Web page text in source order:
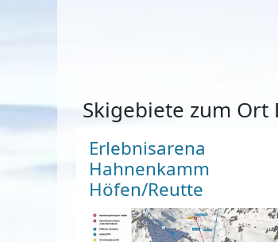
Skigebiete zum Ort
Erlebnisarena
Hahnenkamm
Höfen/Reutte